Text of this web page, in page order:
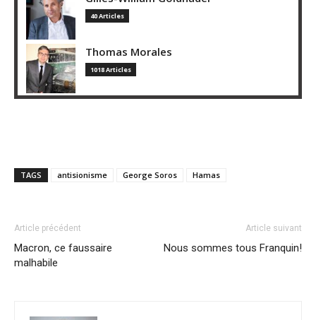
40 Articles
Thomas Morales
1018 Articles
TAGS antisionisme George Soros Hamas
Article précédent
Macron, ce faussaire
malhabile
Article suivant
Nous sommes tous Franquin!